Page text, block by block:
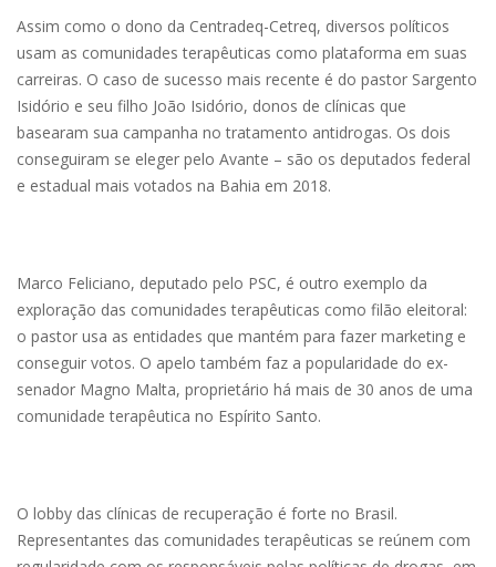
Assim como o dono da Centradeq-Cetreq, diversos políticos
usam as comunidades terapêuticas como plataforma em suas
carreiras. O caso de sucesso mais recente é do pastor Sargento
Isidório e seu filho João Isidório, donos de clínicas que
basearam sua campanha no tratamento antidrogas. Os dois
conseguiram se eleger pelo Avante – são os deputados federal
e estadual mais votados na Bahia em 2018.
Marco Feliciano, deputado pelo PSC, é outro exemplo da
exploração das comunidades terapêuticas como filão eleitoral:
o pastor usa as entidades que mantém para fazer marketing e
conseguir votos. O apelo também faz a popularidade do ex-
senador Magno Malta, proprietário há mais de 30 anos de uma
comunidade terapêutica no Espírito Santo.
O lobby das clínicas de recuperação é forte no Brasil.
Representantes das comunidades terapêuticas se reúnem com